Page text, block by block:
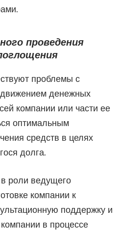
проведения
проблемы с
денежных
компании или части ее
оптимальным
средств в целях
долга.
роли ведущего
компании к
поддержку и
в процессе